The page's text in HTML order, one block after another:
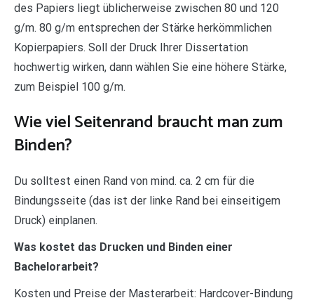
des Papiers liegt üblicherweise zwischen 80 und 120
g/m. 80 g/m entsprechen der Stärke herkömmlichen
Kopierpapiers. Soll der Druck Ihrer Dissertation
hochwertig wirken, dann wählen Sie eine höhere Stärke,
zum Beispiel 100 g/m.
Wie viel Seitenrand braucht man zum
Binden?
Du solltest einen Rand von mind. ca. 2 cm für die
Bindungsseite (das ist der linke Rand bei einseitigem
Druck) einplanen.
Was kostet das Drucken und Binden einer
Bachelorarbeit?
Kosten und Preise der Masterarbeit: Hardcover-Bindung